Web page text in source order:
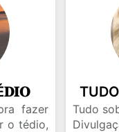
fazer
o tédio,
Tudo